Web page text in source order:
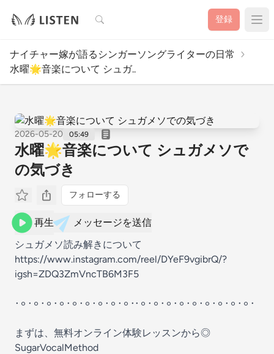
検索 登録
ナイチャー嫁が語るシンガーソングライターの日常
水曜︎︎🌟音楽について シュガ..
2026-05-20 05:49
水曜︎︎🌟音楽について シュガメソで
の気づき
フォローする
再生
メッセージを送信
シュガメソ読み解きについて
https://www.instagram.com/reel/DYeF9vgibrQ/?
igsh=ZDQ3ZmVncTB6M3F5
𐄁𐄙𐄁𐄙𐄁𐄙𐄁𐄙𐄁𐄙𐄁𐄙𐄁𐄙𐄁𐄙𐄁𐄙𐄁𐄁𐄙𐄁𐄙𐄁𐄙𐄁𐄙𐄁𐄙𐄁𐄙𐄁𐄙𐄁𐄙𐄁𐄙𐄁
まずは、無料オンライン体験レッスンから◎
SugarVocalMethod